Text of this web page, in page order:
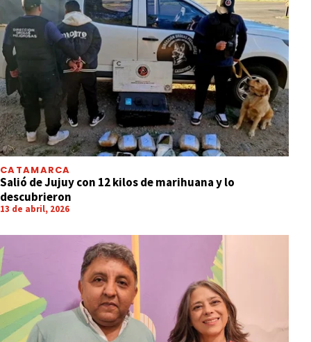
CATAMARCA
Salió de Jujuy con 12 kilos de marihuana y lo
descubrieron
13 de abril, 2026